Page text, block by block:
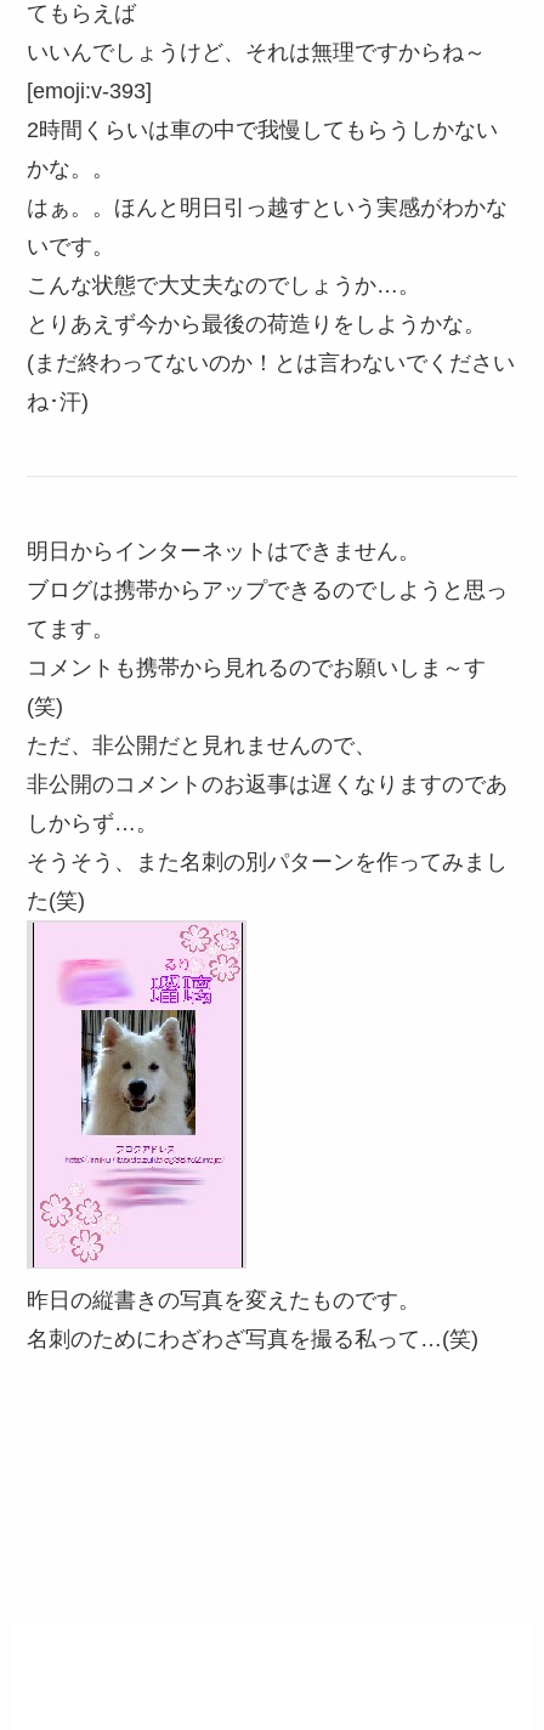
てもらえば
いいんでしょうけど、それは無理ですからね～
[emoji:v-393]
2時間くらいは車の中で我慢してもらうしかない
かな。。
はぁ。。ほんと明日引っ越すという実感がわかな
いです。
こんな状態で大丈夫なのでしょうか…。
とりあえず今から最後の荷造りをしようかな。
(まだ終わってないのか！とは言わないでください
ね･汗)
明日からインターネットはできません。
ブログは携帯からアップできるのでしようと思っ
てます。
コメントも携帯から見れるのでお願いしま～す
(笑)
ただ、非公開だと見れませんので、
非公開のコメントのお返事は遅くなりますのであ
しからず…。
そうそう、また名刺の別パターンを作ってみまし
た(笑)
昨日の縦書きの写真を変えたものです。
名刺のためにわざわざ写真を撮る私って…(笑)